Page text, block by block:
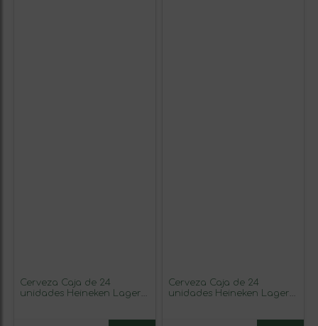
Cerveza Caja de 24
unidades Heineken Lager
Cerveza Caja de 24
unidades Heineken Lager